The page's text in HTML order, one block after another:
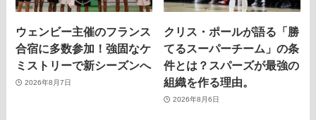
ウェンビー主催のフランス
合宿に多数参加！強固なケ
ミストリーで新シーズンへ
2026年8月7日
クリス・ポールが語る「勝
てるスーパーチーム」の条
件とは？スパーズが最強の
組織を作る理由。
2026年8月6日